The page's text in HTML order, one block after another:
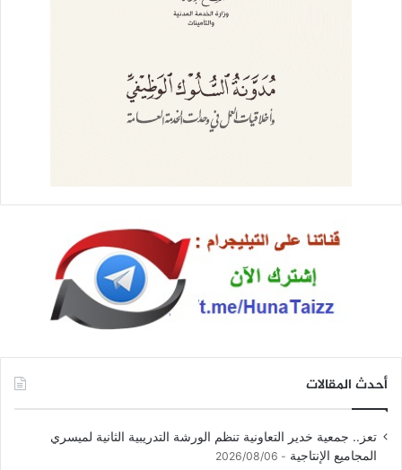
أحدث المقالات
تعز.. جمعية خدير التعاونية تنظم الورشة التدريبية الثانية لميسري
المجاميع الإنتاجية
2026/08/06